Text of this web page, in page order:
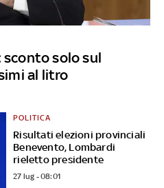
solo sul
al litro
Risultati elezioni provinciali
Benevento, Lombardi
rieletto presidente
POLITICA
27 lug - 08:01